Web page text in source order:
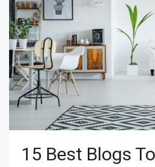
15 Best Blogs